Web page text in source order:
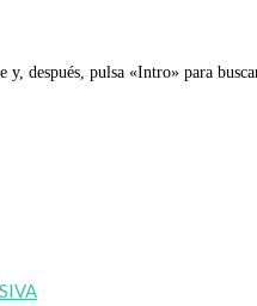
y, después, pulsa «Intro» para